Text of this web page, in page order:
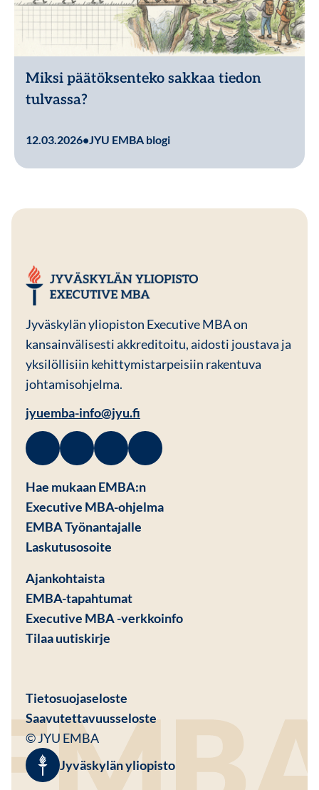
Miksi päätöksenteko sakkaa tiedon
tulvassa?
12.03.2026• JYU EMBA blogi
Jyväskylän yliopiston Executive MBA on
kansainvälisesti akkreditoitu, aidosti joustava ja
yksilöllisiin kehittymistarpeisiin rakentuva
johtamisohjelma.
jyuemba-info@jyu.fi
Facebook
Avautuu uuteen ikkunaan
Linkedin
Avautuu uuteen ikkunaan
Instagram
Avautuu uuteen ikkunaan
Youtube
Avautuu uuteen ikkunaan
Hae mukaan EMBA:n
Executive MBA-ohjelma
EMBA Työnantajalle
Laskutusosoite
Ajankohtaista
EMBA-tapahtumat
Executive MBA -verkkoinfo
Tilaa uutiskirje
© JYU EMBA
Tietosuojaseloste
Saavutettavuusseloste
Jyväskylän yliopisto
Avautuu uuteen ikkunaan